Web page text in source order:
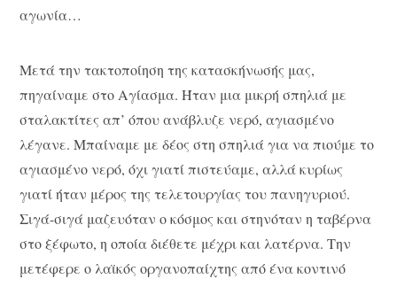
αγωνία…
Μετά την τακτοποίηση της κατασκήνωσής μας,
πηγαίναμε στο Αγίασμα. Ήταν μια μικρή σπηλιά με
σταλακτίτες απ’ όπου ανάβλυζε νερό, αγιασμένο
λέγανε. Μπαίναμε με δέος στη σπηλιά για να πιούμε το
αγιασμένο νερό, όχι γιατί πιστεύαμε, αλλά κυρίως
γιατί ήταν μέρος της τελετουργίας του πανηγυριού.
Σιγά-σιγά μαζευόταν ο κόσμος και στηνόταν η ταβέρνα
στο ξέφωτο, η οποία διέθετε μέχρι και λατέρνα. Την
μετέφερε ο λαϊκός οργανοπαίχτης από ένα κοντινό